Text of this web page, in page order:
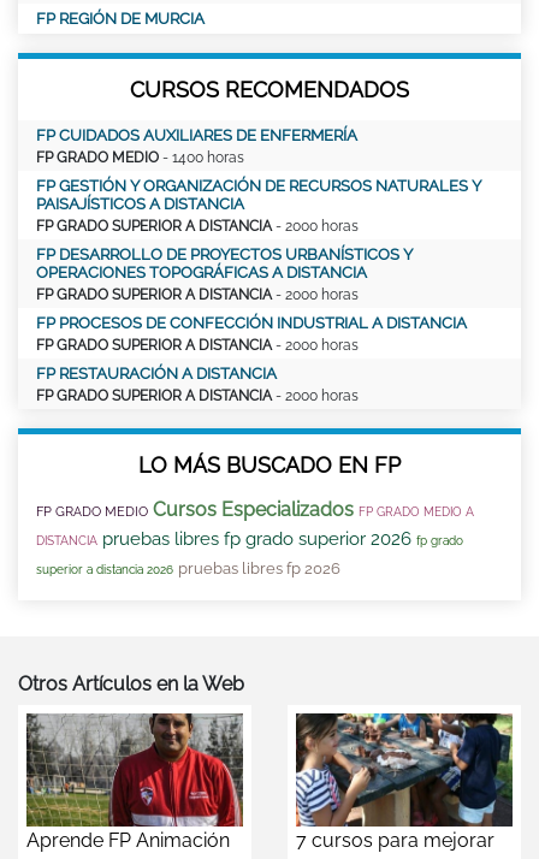
FP REGIÓN DE MURCIA
CURSOS RECOMENDADOS
FP CUIDADOS AUXILIARES DE ENFERMERÍA
FP GRADO MEDIO - 1400 horas
FP GESTIÓN Y ORGANIZACIÓN DE RECURSOS NATURALES Y
PAISAJÍSTICOS A DISTANCIA
FP GRADO SUPERIOR A DISTANCIA- 2000 horas
FP DESARROLLO DE PROYECTOS URBANÍSTICOS Y
OPERACIONES TOPOGRÁFICAS A DISTANCIA
FP GRADO SUPERIOR A DISTANCIA- 2000 horas
FP PROCESOS DE CONFECCIÓN INDUSTRIAL A DISTANCIA
FP GRADO SUPERIOR A DISTANCIA- 2000 horas
FP RESTAURACIÓN A DISTANCIA
FP GRADO SUPERIOR A DISTANCIA- 2000 horas
LO MÁS BUSCADO EN FP
FP GRADO MEDIO Cursos Especializados FP GRADO MEDIO A
DISTANCIA pruebas libres fp grado superior 2026 fp grado
superior a distancia 2026 pruebas libres fp 2026
Otros Artículos en la Web
Aprende FP Animación
7 cursos para mejorar